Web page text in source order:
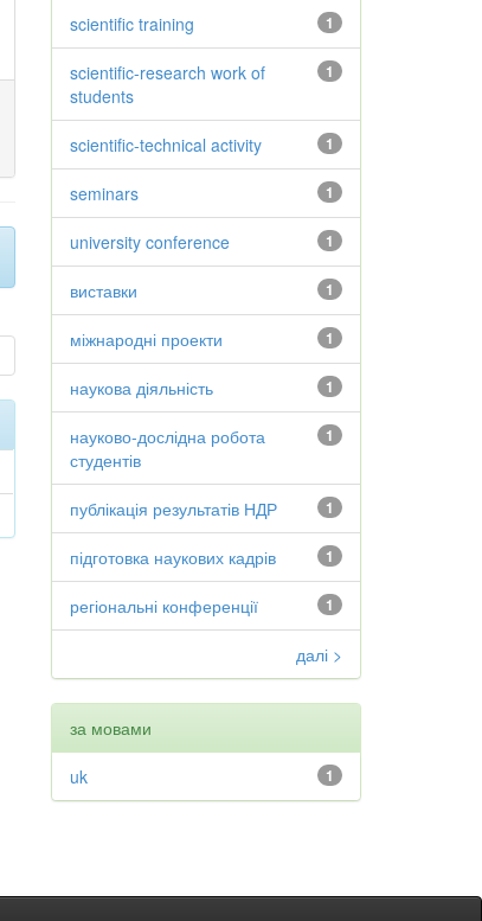
1
scientific training
1
scientific-research work of
students
1
scientific-technical activity
1
seminars
1
university conference
1
виставки
1
міжнародні проекти
1
наукова діяльність
1
науково-дослідна робота
студентів
1
публікація результатів НДР
1
підготовка наукових кадрів
1
регіональні конференції
далі >
за мовами
1
uk